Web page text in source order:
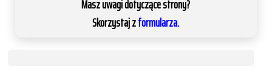
Masz uwagi dotyczące strony?
Skorzystaj zformularza.